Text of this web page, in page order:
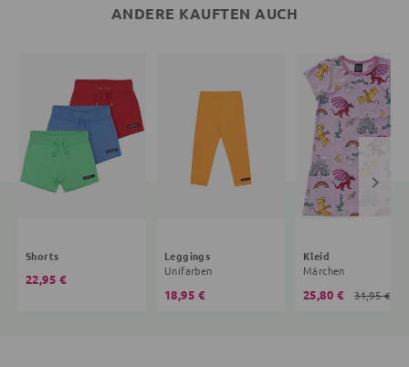
ANDERE KAUFTEN AUCH
Shorts
22,95 €
Leggings
Unifarben
18,95 €
Kleid
Märchen
25,80 € 31,95 €